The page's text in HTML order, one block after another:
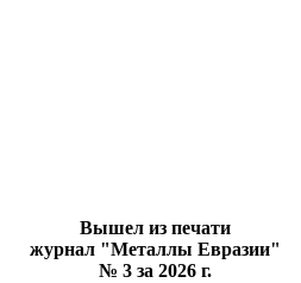
Вышел из печати
журнал "Металлы Евразии"
№ 3 за 2026 г.